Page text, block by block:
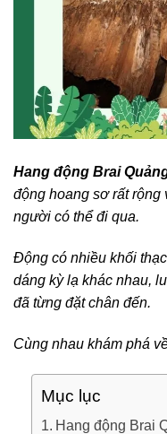
Hang động Brai
động hoang sơ rất rộng
người có thể đi qua.
Động có nhiều khối
dáng kỳ lạ khác nhau,
đã từng đặt chân đến.
Cùng nhau khám phá
Mục lục
Hang động Brai